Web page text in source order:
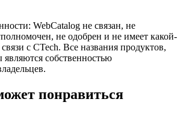
WebCatalog не связан, не
не одобрен и не имеет какой-
с CTech. Все названия продуктов,
собственностью
понравиться